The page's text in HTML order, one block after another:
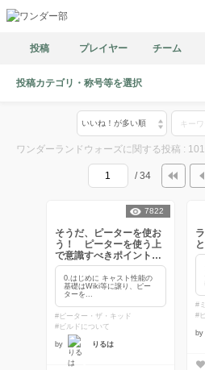
投稿 プレイヤー チーム
投稿カテゴリ・称号等を選択
ワンダーランドウォーズに関する投稿 :
/ 34
そうだ、ピーターを使お
う！ ピーターを使う上
で意識すべきポイントや
基本的立ち回り
0.はじめに キャスト性能の
基礎はWiki等に譲り、ピー
ターを...
#ピーター・ザ・キッド
#ビルドについて
by りるは
7822
#
#
by